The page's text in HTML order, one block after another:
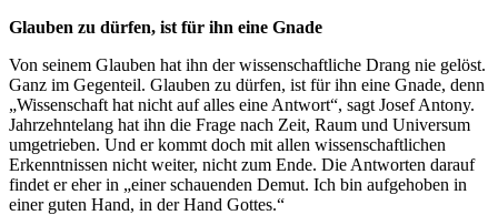
Glauben zu dürfen, ist für ihn eine Gnade
Von seinem Glauben hat ihn der wissenschaftliche Drang nie gelöst.
Ganz im Gegenteil. Glauben zu dürfen, ist für ihn eine Gnade, denn
„Wissenschaft hat nicht auf alles eine Antwort“, sagt Josef Antony.
Jahrzehntelang hat ihn die Frage nach Zeit, Raum und Universum
umgetrieben. Und er kommt doch mit allen wissenschaftlichen
Erkenntnissen nicht weiter, nicht zum Ende. Die Antworten darauf
findet er eher in „einer schauenden Demut. Ich bin aufgehoben in
einer guten Hand, in der Hand Gottes.“